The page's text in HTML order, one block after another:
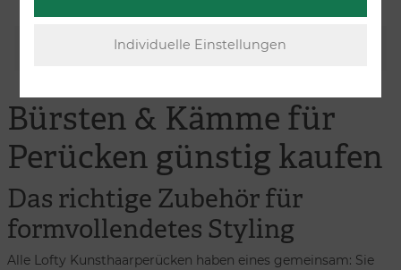
1
Bürsten & Kämme für
Perücken günstig kaufen
Das richtige Zubehör für
formvollendetes Styling
Alle Lofty Kunsthaarperücken haben eines gemeinsam: Sie